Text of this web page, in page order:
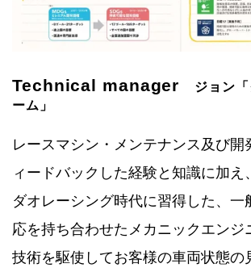
Technical manager
ジョン
ーム」
レースマシン・メンテナンス及び開
ィードバックした経験と知識に加え
ダオレーシング時代に習得した、一
応を持ち合わせたメカニックエンジ
技術を駆使してお客様の車両状態の